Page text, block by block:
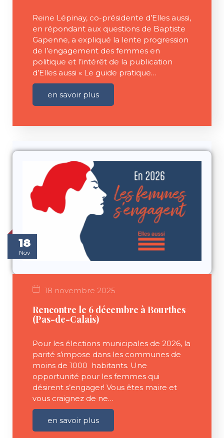
Reine Lépinay, co-présidente d’Elles aussi,
en répondant aux questions de Baptiste
Gapenne, a expliqué la lente progression
de l’engagement des femmes en
politique et l’intérêt de la publication
d’Elles aussi « Le guide pratique…
en savoir plus
18
Nov
18 novembre 2025
Rencontre le 6 décembre à Bourthes
(Pas-de-Calais)
Pour les élections municipales de 2026, la
parité s’impose dans les communes de
moins de 1000 habitants. Une
opportunité pour les femmes qui
désirent s’engager! Vous êtes maire et
vous craignez de ne…
en savoir plus